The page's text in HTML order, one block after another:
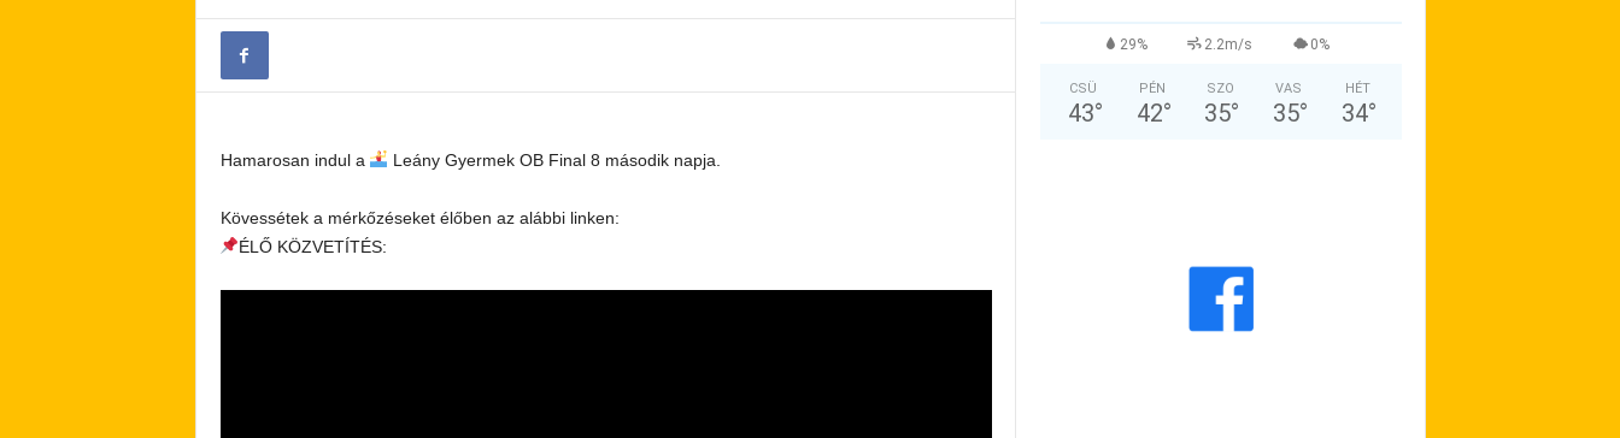
Hamarosan indul a Leány Gyermek OB Final 8 második napja.
Kövessétek a mérkőzéseket élőben az alábbi linken:
ÉLŐ KÖZVETÍTÉS:
29% 2.2m/s 0%
CSÜ
43°
PÉN
42°
SZO
35°
VAS
35°
HÉT
34°